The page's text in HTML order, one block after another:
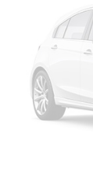
Disponible
precio